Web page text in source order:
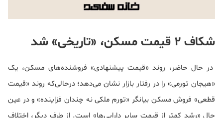
شکاف 2 قیمت مسکن، «تاریخی» شد
در حال حاضر، روند «قیمت پیشنهادی» فروشنده‌های مسکن، یک
«هیجان تورمی» را در رفتار بازار نشان می‌دهد؛ درحالی‌که روند «قیمت
قطعی» فروش مسکن بیانگر «تورم ملکی نه چندان فزاینده» و در عین
حال «رشد کمتر از قیمت سایر دارایی‌ها» است. از طرف دیگر، اختلاف